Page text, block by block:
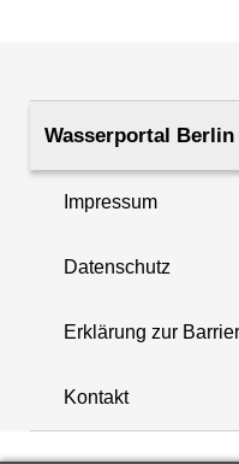
+
−
Wasserportal Berlin
Impressum
Datenschutz
Erklärung zur
Kontakt